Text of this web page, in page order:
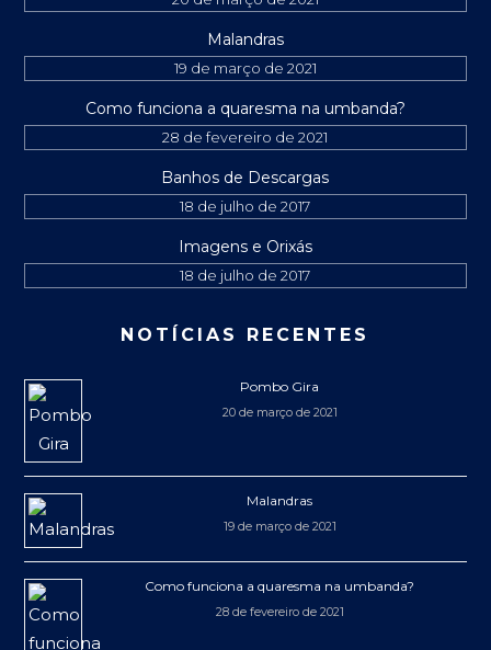
Malandras
19 de março de 2021
Como funciona a quaresma na umbanda?
28 de fevereiro de 2021
Banhos de Descargas
18 de julho de 2017
Imagens e Orixás
18 de julho de 2017
NOTÍCIAS RECENTES
Pombo Gira
20 de março de 2021
Malandras
19 de março de 2021
Como funciona a quaresma na umbanda?
28 de fevereiro de 2021